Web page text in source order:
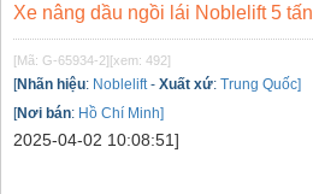
Xe nâng dầu ngồi lái Noblelift 5 tấn
[Mã: G-65934-2][xem: 492]
[Nhãn hiệu: Noblelift - Xuất xứ: Trung Quốc]
[Nơi bán: Hồ Chí Minh]
2025-04-02 10:08:51]